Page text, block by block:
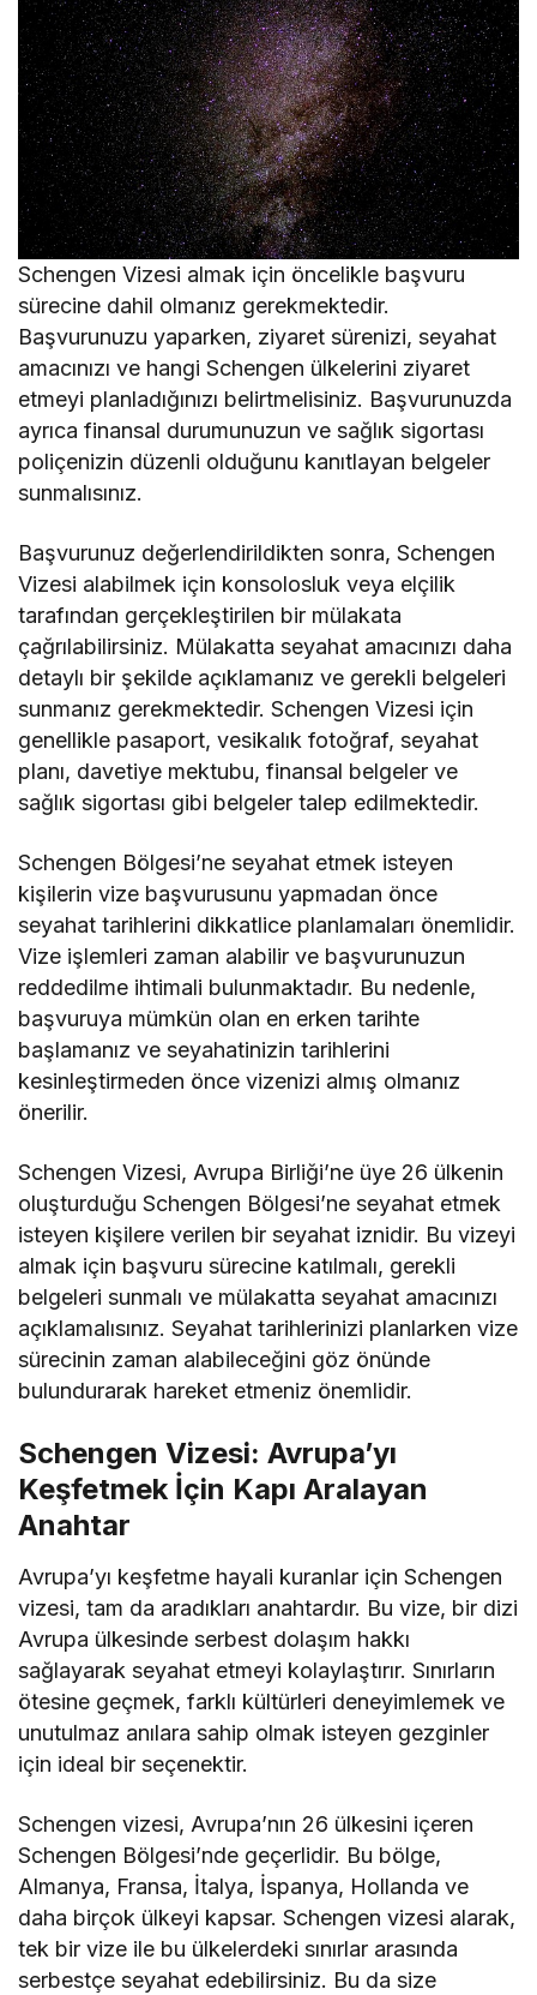
Schengen Vizesi almak için öncelikle başvuru
sürecine dahil olmanız gerekmektedir.
Başvurunuzu yaparken, ziyaret sürenizi, seyahat
amacınızı ve hangi Schengen ülkelerini ziyaret
etmeyi planladığınızı belirtmelisiniz. Başvurunuzda
ayrıca finansal durumunuzun ve sağlık sigortası
poliçenizin düzenli olduğunu kanıtlayan belgeler
sunmalısınız.
Başvurunuz değerlendirildikten sonra, Schengen
Vizesi alabilmek için konsolosluk veya elçilik
tarafından gerçekleştirilen bir mülakata
çağrılabilirsiniz. Mülakatta seyahat amacınızı daha
detaylı bir şekilde açıklamanız ve gerekli belgeleri
sunmanız gerekmektedir. Schengen Vizesi için
genellikle pasaport, vesikalık fotoğraf, seyahat
planı, davetiye mektubu, finansal belgeler ve
sağlık sigortası gibi belgeler talep edilmektedir.
Schengen Bölgesi’ne seyahat etmek isteyen
kişilerin vize başvurusunu yapmadan önce
seyahat tarihlerini dikkatlice planlamaları önemlidir.
Vize işlemleri zaman alabilir ve başvurunuzun
reddedilme ihtimali bulunmaktadır. Bu nedenle,
başvuruya mümkün olan en erken tarihte
başlamanız ve seyahatinizin tarihlerini
kesinleştirmeden önce vizenizi almış olmanız
önerilir.
Schengen Vizesi, Avrupa Birliği’ne üye 26 ülkenin
oluşturduğu Schengen Bölgesi’ne seyahat etmek
isteyen kişilere verilen bir seyahat iznidir. Bu vizeyi
almak için başvuru sürecine katılmalı, gerekli
belgeleri sunmalı ve mülakatta seyahat amacınızı
açıklamalısınız. Seyahat tarihlerinizi planlarken vize
sürecinin zaman alabileceğini göz önünde
bulundurarak hareket etmeniz önemlidir.
Schengen Vizesi: Avrupa’yı
Keşfetmek İçin Kapı Aralayan
Anahtar
Avrupa’yı keşfetme hayali kuranlar için Schengen
vizesi, tam da aradıkları anahtardır. Bu vize, bir dizi
Avrupa ülkesinde serbest dolaşım hakkı
sağlayarak seyahat etmeyi kolaylaştırır. Sınırların
ötesine geçmek, farklı kültürleri deneyimlemek ve
unutulmaz anılara sahip olmak isteyen gezginler
için ideal bir seçenektir.
Schengen vizesi, Avrupa’nın 26 ülkesini içeren
Schengen Bölgesi’nde geçerlidir. Bu bölge,
Almanya, Fransa, İtalya, İspanya, Hollanda ve
daha birçok ülkeyi kapsar. Schengen vizesi alarak,
tek bir vize ile bu ülkelerdeki sınırlar arasında
serbestçe seyahat edebilirsiniz. Bu da size